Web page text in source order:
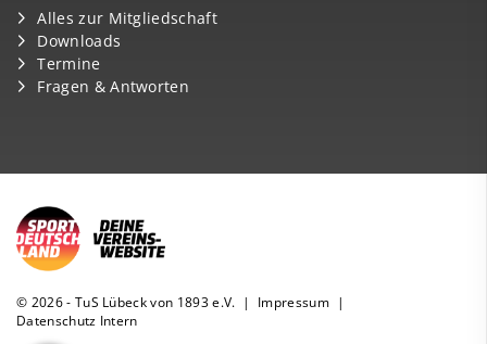
Alles zur Mitgliedschaft
Downloads
Termine
Fragen & Antworten
© 2026 - TuS Lübeck von 1893 e.V. | Impressum |
Datenschutz Intern